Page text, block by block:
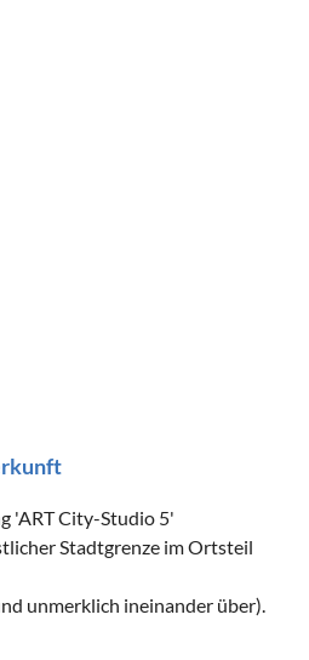
Haustiere nach Absprache
'ART City-Studio 5'
Stadtgrenze im Ortsteil
unmerklich ineinander über).